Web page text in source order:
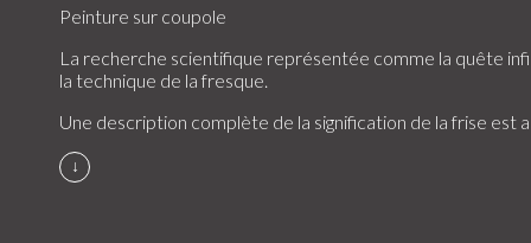
Peinture sur coupole
La recherche scientifique représentée comme la quête
la technique de la fresque.
Une description complète de la signification de la frise est
↓